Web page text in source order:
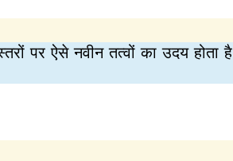
पर ऐसे नवीन तत्वों का उदय होता है